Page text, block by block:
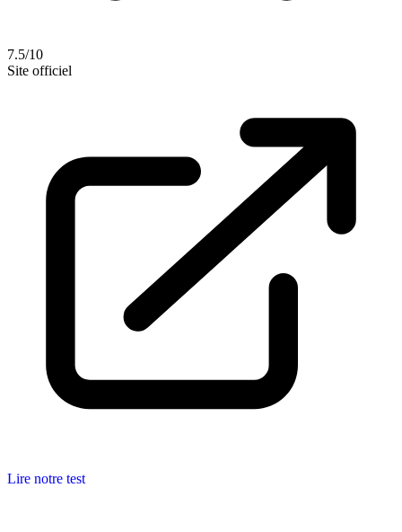
7.5/10
Site officiel
Lire notre test